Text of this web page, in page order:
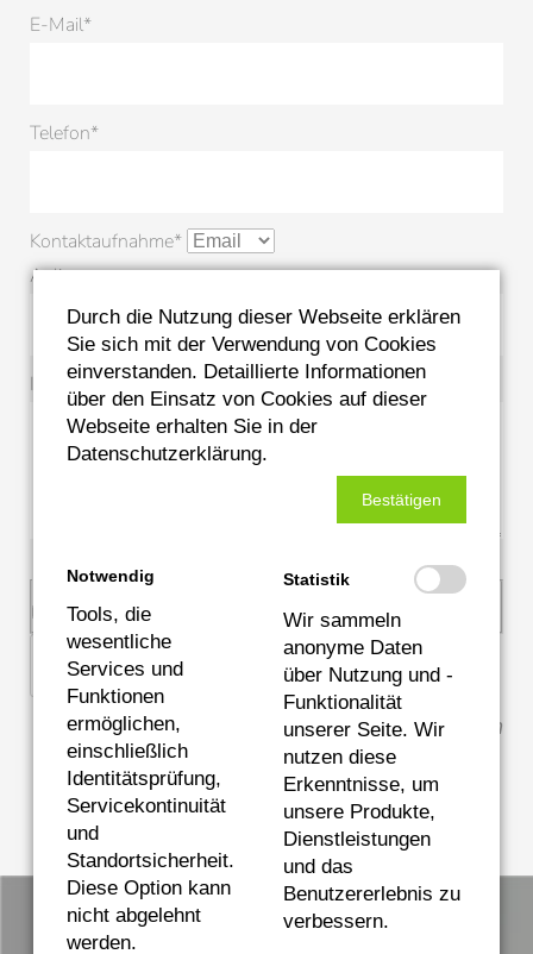
Pflichtfeld
E-Mail*
Pflichtfeld
Telefon*
Pflichtfeld
Kontaktaufnahme*
Anliegen
Ihre Nachricht
Pflichtfeld
Datenschutz*
Ich stimme der Verarbeitung meiner Daten zu!
Ich bin kein Bot.
Absenden
Durch die Nutzung dieser Webseite erklären
Sie sich mit der Verwendung von Cookies
einverstanden. Detaillierte Informationen
über den Einsatz von Cookies auf dieser
Webseite erhalten Sie in der
Datenschutzerklärung.
Bestätigen
Notwendig
Tools, die
wesentliche
Services und
Funktionen
ermöglichen,
einschließlich
Identitätsprüfung,
Servicekontinuität
und
Standortsicherheit.
Diese Option kann
nicht abgelehnt
werden.
Statistik
Wir sammeln
anonyme Daten
über Nutzung und -
Funktionalität
unserer Seite. Wir
nutzen diese
Erkenntnisse, um
unsere Produkte,
Dienstleistungen
und das
Benutzererlebnis zu
verbessern.